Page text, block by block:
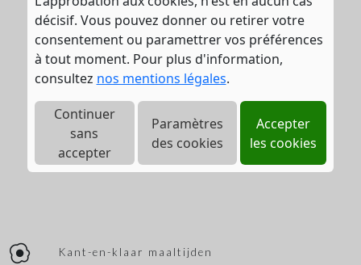
décisif. Vous pouvez donner ou retirer votre
consentement ou paramettrer vos préférences
à tout moment. Pour plus d'information,
consultez nos mentions légales.
Continuer
sans
accepter
Paramètres
des cookies
Accepter
les cookies
Kant-en-klaar maaltijden